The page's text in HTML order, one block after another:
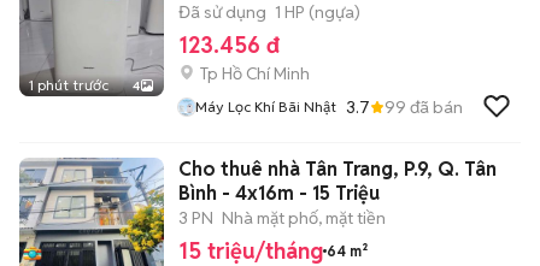
1 phút trước 4
Đã sử dụng 1 HP (ngựa)
123.456 đ
Tp Hồ Chí Minh
Máy Lọc Khí Bãi Nhật 3.7 99 đã bán
Cho thuê nhà Tân Trang, P.9, Q. Tân
Bình - 4x16m - 15 Triệu
3 PN Nhà mặt phố, mặt tiền
15 triệu/tháng 64 m²